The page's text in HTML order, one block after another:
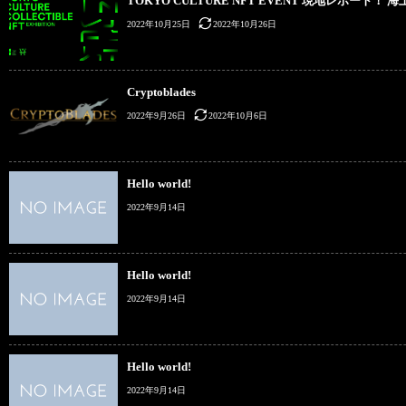
2022年10月25日 2022年10月26日
Cryptoblades
2022年9月26日 2022年10月6日
Hello world!
2022年9月14日
Hello world!
2022年9月14日
Hello world!
2022年9月14日